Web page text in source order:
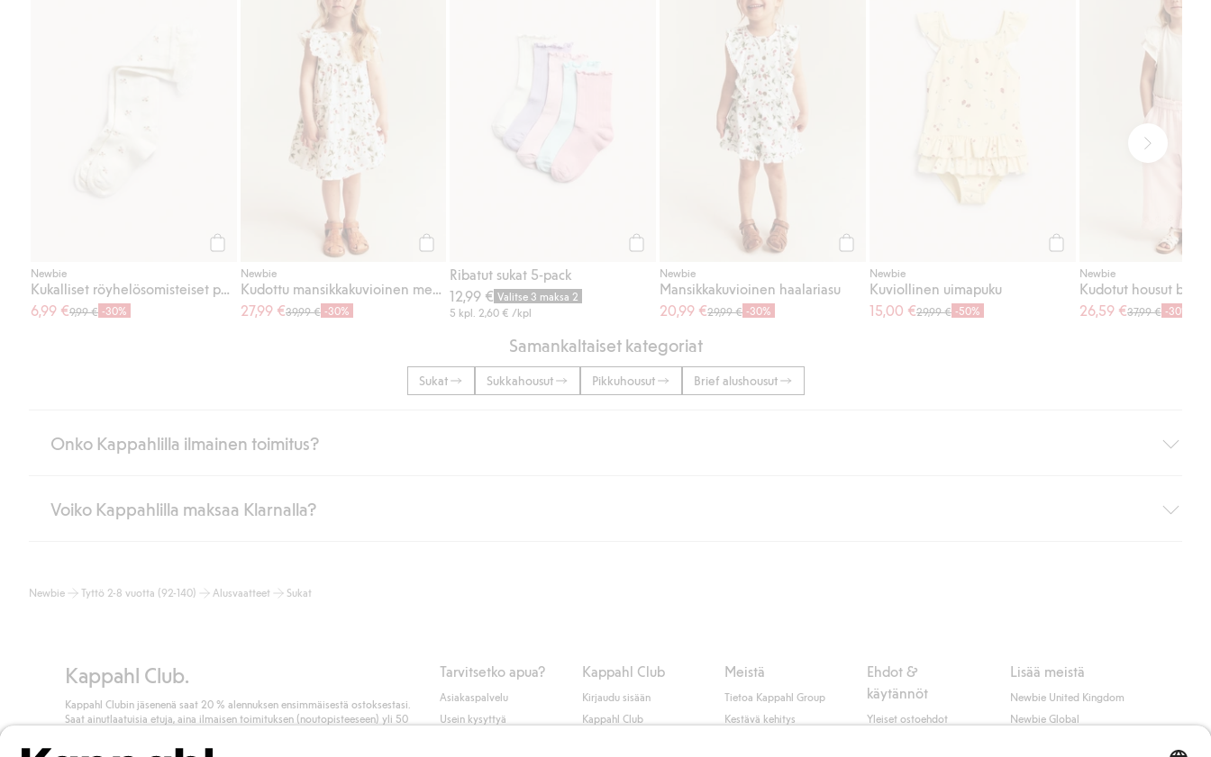
Newbie
Kukalliset röyhelösomisteiset polvisukat
6,99 €9,99 € -30%
Newbie
Kudottu mansikkakuvioinen mekko
27,99 €39,99 € -30%
Ribatut sukat 5-pack
12,99 € Valitse 3 maksa 2
5 kpl.2,60 € /kpl
Newbie
Mansikkakuvioinen haalariasu
20,99 €29,99 € -30%
Newbie
Kuviollinen uimapuku
15,00 €29,99 € -50%
Newbie
Kudotut housut
26,59 €37,99 € -30%
Samankaltaiset kategoriat
Sukat Sukkahousut Pikkuhousut Brief alushousut
Onko Kappahlilla ilmainen toimitus?
Jos olet Kappahl Clubin jäsen, saat aina ilmaisen toimituksen myymälään tai yli 50 euron ostoksiin, kun valitset toimituksen noutopisteeseen tai pakettiautomaattiin (ei koske kotiinkuljetusta). Toimituskulut
Lue lisää
Voiko Kappahlilla maksaa Klarnalla?
Klikkaamalla “Maksa tilaus” hyväksyt Kappahlin yleiset ehdot.
Newbie Tyttö 2-8 vuotta (92-140) Alusvaatteet Sukat
Kappahl Club.
Kappahl Clubin jäsenenä saat 20 % alennuksen ensimmäisestä ostoksestasi.
Saat ainutlaatuisia etuja, aina ilmaisen toimituksen (noutopisteeseen) yli 50
Tarvitsetko apua?
Asiakaspalvelu
Usein kysyttyä
Kappahl Club
Kirjaudu sisään
Kappahl Club
Meistä
Tietoa Kappahl Group
Kestävä kehitys
Ehdot &
käytännöt
Yleiset ostoehdot
Lisää meistä
Newbie United Kingdom
Newbie Global